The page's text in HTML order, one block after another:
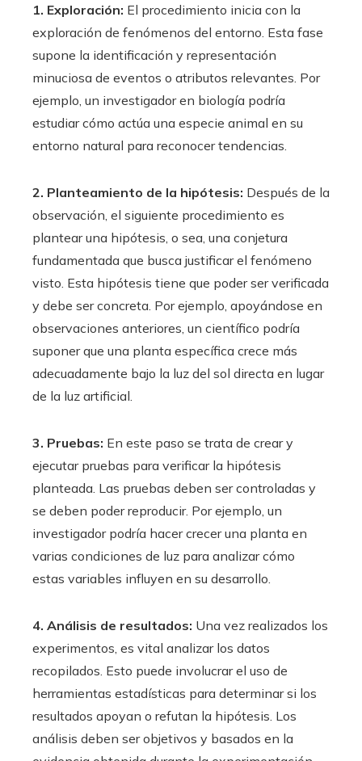
1. Exploración: El procedimiento inicia con la
exploración de fenómenos del entorno. Esta fase
supone la identificación y representación
minuciosa de eventos o atributos relevantes. Por
ejemplo, un investigador en biología podría
estudiar cómo actúa una especie animal en su
entorno natural para reconocer tendencias.
2. Planteamiento de la hipótesis: Después de la
observación, el siguiente procedimiento es
plantear una hipótesis, o sea, una conjetura
fundamentada que busca justificar el fenómeno
visto. Esta hipótesis tiene que poder ser verificada
y debe ser concreta. Por ejemplo, apoyándose en
observaciones anteriores, un científico podría
suponer que una planta específica crece más
adecuadamente bajo la luz del sol directa en lugar
de la luz artificial.
3. Pruebas: En este paso se trata de crear y
ejecutar pruebas para verificar la hipótesis
planteada. Las pruebas deben ser controladas y
se deben poder reproducir. Por ejemplo, un
investigador podría hacer crecer una planta en
varias condiciones de luz para analizar cómo
estas variables influyen en su desarrollo.
4. Análisis de resultados: Una vez realizados los
experimentos, es vital analizar los datos
recopilados. Esto puede involucrar el uso de
herramientas estadísticas para determinar si los
resultados apoyan o refutan la hipótesis. Los
análisis deben ser objetivos y basados en la